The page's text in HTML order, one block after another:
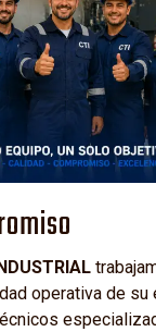
operativa de su